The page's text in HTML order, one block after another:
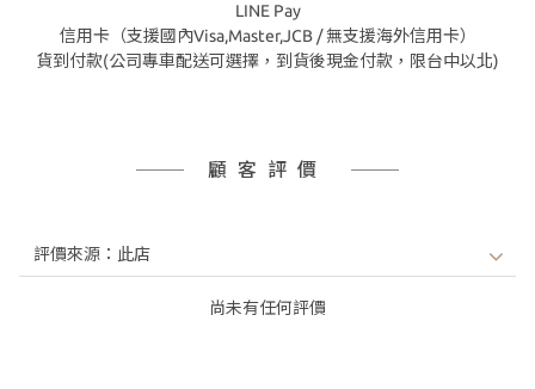
LINE Pay
信用卡（支援國內Visa,Master,JCB / 無支援海外信用卡）
貨到付款(公司專車配送可選擇，到貨後現金付款，限台中以北)
顧客評價
尚未有任何評價